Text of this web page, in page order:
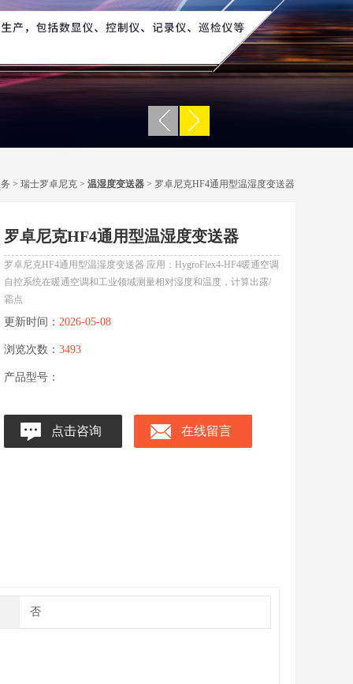
> 瑞士罗卓尼克 > 温湿度变送器 > 罗卓尼克HF4通用型温湿度变送器
罗卓尼克HF4通用型温湿度变送器
罗卓尼克HF4通用型温湿度变送器 应用：HygroFlex4-HF4暖通空调
自控系统在暖通空调和工业领域测量相对湿度和温度，计算出露/
霜点
更新时间： 2026-05-08
浏览次数： 3493
产品型号：
点击咨询 在线留言
否